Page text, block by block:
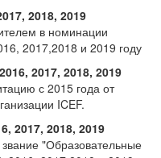
2018, 2019
в номинации
2017,2018 и 2019 году
2017, 2018, 2019
с 2015 года от
ICEF.
2017, 2018, 2019
"Образовательные